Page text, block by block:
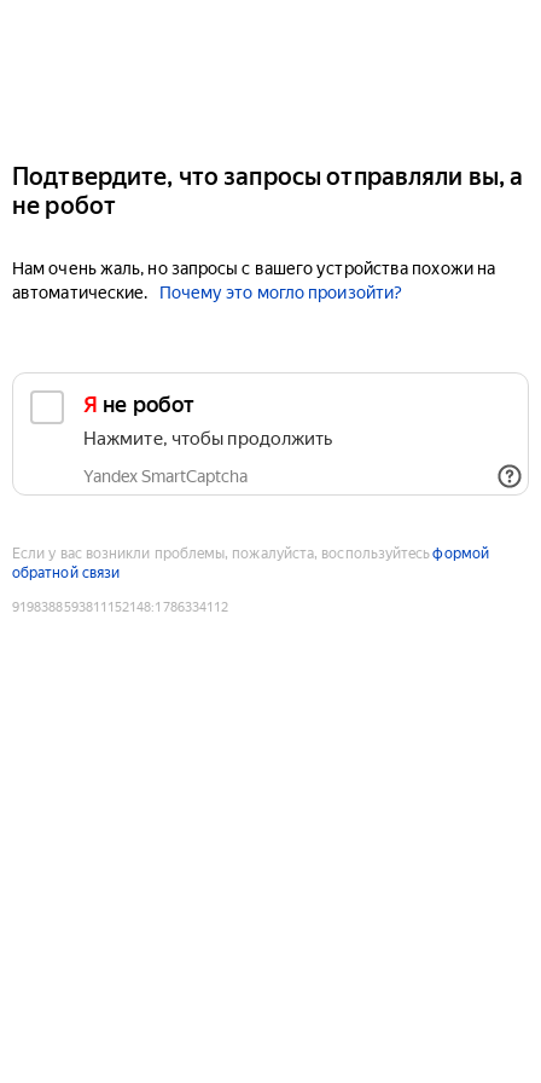
Подтвердите, что запросы отправляли вы, а
не робот
Нам очень жаль, но запросы с вашего устройства похожи на
автоматические.
Почему это могло произойти?
Я не робот
Нажмите, чтобы продолжить
Yandex SmartCaptcha
Если у вас возникли проблемы, пожалуйста, воспользуйтесьформой
обратной связи
9198388593811152148:1786334112